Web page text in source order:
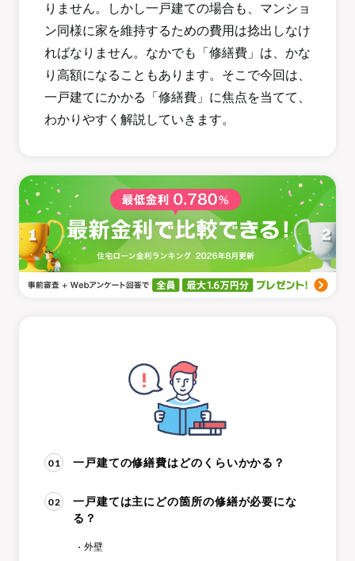
りません。しかし一戸建ての場合も、マンショ
ン同様に家を維持するための費用は捻出しなけ
ればなりません。なかでも「修繕費」は、かな
り高額になることもあります。そこで今回は、
一戸建てにかかる「修繕費」に焦点を当てて、
わかりやすく解説していきます。
01 一戸建ての修繕費はどのくらいかかる？
02
一戸建ては主にどの箇所の修繕が必要にな
る？
外壁